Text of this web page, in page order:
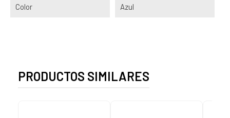
Color Azul
PRODUCTOS SIMILARES